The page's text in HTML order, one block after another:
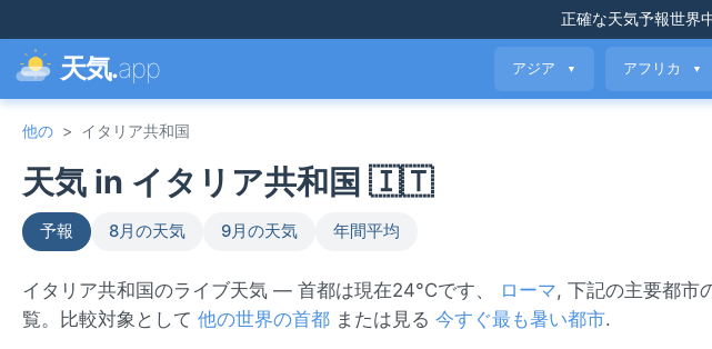
正確な天気予報世界
天気.app アジア ▼ アフリカ ▼
他の > イタリア共和国
天気 in イタリア共和国 🇮🇹
予報 8月の天気 9月の天気 年間平均
イタリア共和国のライブ天気 — 首都は現在24°Cです、 ローマ, 下記の主要都市
覧。比較対象として 他の世界の首都 または見る 今すぐ最も暑い都市.